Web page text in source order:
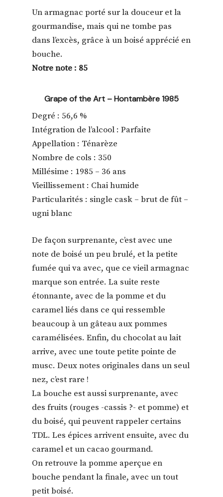
Un armagnac porté sur la douceur et la
gourmandise, mais qui ne tombe pas
dans l’excès, grâce à un boisé apprécié en
bouche.
Notre note : 85
Grape of the Art – Hontambère 1985
Degré : 56,6 %
Intégration de l’alcool : Parfaite
Appellation : Ténarèze
Nombre de cols : 350
Millésime : 1985 – 36 ans
Vieillissement : Chai humide
Particularités : single cask – brut de fût –
ugni blanc
De façon surprenante, c’est avec une
note de boisé un peu brulé, et la petite
fumée qui va avec, que ce vieil armagnac
marque son entrée. La suite reste
étonnante, avec de la pomme et du
caramel liés dans ce qui ressemble
beaucoup à un gâteau aux pommes
caramélisées. Enfin, du chocolat au lait
arrive, avec une toute petite pointe de
musc. Deux notes originales dans un seul
nez, c’est rare !
La bouche est aussi surprenante, avec
des fruits (rouges -cassis ?- et pomme) et
du boisé, qui peuvent rappeler certains
TDL. Les épices arrivent ensuite, avec du
caramel et un cacao gourmand.
On retrouve la pomme aperçue en
bouche pendant la finale, avec un tout
petit boisé.